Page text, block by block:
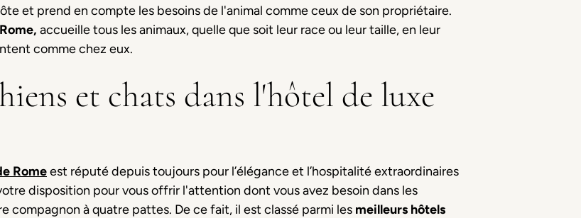
et prend en compte les besoins de l'animal comme ceux de son propriétaire.
accueille tous les animaux, quelle que soit leur race ou leur taille, en leur
comme chez eux.
et chats dans l'hôtel de luxe
Romeest réputé depuis toujours pour l’élégance et l’hospitalité extraordinaires
disposition pour vous offrir l'attention dont vous avez besoin dans les
compagnon à quatre pattes. De ce fait, il est classé parmi les meilleurs hôtels